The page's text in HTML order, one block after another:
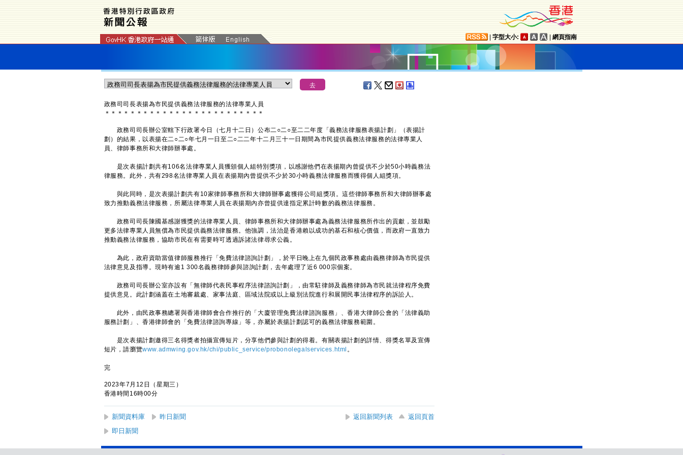
字型大小: 網頁指南
政務司司長表揚為市民提供義務法律服務的法律專業人員
＊ ＊ ＊ ＊ ＊ ＊ ＊ ＊ ＊ ＊ ＊ ＊ ＊ ＊ ＊ ＊ ＊ ＊ ＊ ＊ ＊ ＊ ＊ ＊ ＊
政務司司長辦公室轄下行政署今日（七月十二日）公布二○二○至二二年度「義務法律服務表揚計劃」（表揚計
劃）的結果，以表揚在二○二○年七月一日至二○二二年十二月三十一日期間為市民提供義務法律服務的法律專業人
員、律師事務所和大律師辦事處。
是次表揚計劃共有106名法律專業人員獲頒個人組特別獎項，以感謝他們在表揚期內曾提供不少於50小時義務法
律服務。此外，共有298名法律專業人員在表揚期內曾提供不少於30小時義務法律服務而獲得個人組獎項。
與此同時，是次表揚計劃共有10家律師事務所和大律師辦事處獲得公司組獎項。這些律師事務所和大律師辦事處
致力推動義務法律服務，所屬法律專業人員在表揚期內亦曾提供達指定累計時數的義務法律服務。
政務司司長陳國基感謝獲獎的法律專業人員、律師事務所和大律師辦事處為義務法律服務所作出的貢獻，並鼓勵
更多法律專業人員無償為市民提供義務法律服務。他強調，法治是香港賴以成功的基石和核心價值，而政府一直致力
推動義務法律服務，協助市民在有需要時可透過訴諸法律尋求公義。
為此，政府資助當值律師服務推行「免費法律諮詢計劃」，於平日晚上在九個民政事務處由義務律師為市民提供
法律意見及指導。現時有逾1 300名義務律師參與諮詢計劃，去年處理了近6 000宗個案。
政務司司長辦公室亦設有「無律師代表民事程序法律諮詢計劃」，由常駐律師及義務律師為市民就法律程序免費
提供意見。此計劃涵蓋在土地審裁處、家事法庭、區域法院或以上級別法院進行和展開民事法律程序的訴訟人。
此外，由民政事務總署與香港律師會合作推行的「大廈管理免費法律諮詢服務」、香港大律師公會的「法律義助
服務計劃」、香港律師會的「免費法律諮詢專線」等，亦屬於表揚計劃認可的義務法律服務範圍。
是次表揚計劃邀得三名得獎者拍攝宣傳短片，分享他們參與計劃的得着。有關表揚計劃的詳情、得獎名單及宣傳
短片，請瀏覽www.admwing.gov.hk/chi/public_service/probonolegalservices.html 。
完
2023年7月12日（星期三）
香港時間16時00分
新聞資料庫 昨日新聞 返回新聞列表
返回頁首
即日新聞